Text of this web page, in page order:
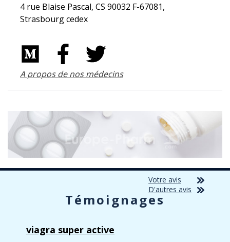
4 rue Blaise Pascal, CS 90032 F-67081,
Strasbourg cedex
A propos de nos médecins
Témoignages
Votre avis
D'autres avis
viagra super active